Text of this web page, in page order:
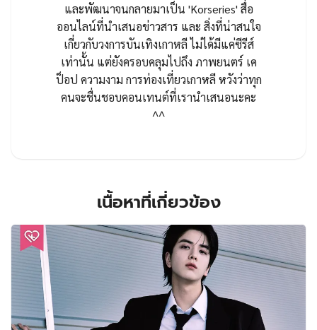
และพัฒนาจนกลายมาเป็น 'Korseries' สื่อ
ออนไลน์ที่นำเสนอข่าวสาร และ สิ่งที่น่าสนใจ
เกี่ยวกับวงการบันเทิงเกาหลี ไม่ได้มีแค่ซีรีส์
เท่านั้น แต่ยังครอบคลุมไปถึง ภาพยนตร์ เค
ป็อป ความงาม การท่องเที่ยวเกาหลี หวังว่าทุก
คนจะชื่นชอบคอนเทนต์ที่เรานำเสนอนะคะ
^^
เนื้อหาที่เกี่ยวข้อง